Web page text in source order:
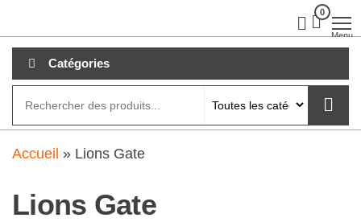
au
contenu
0
Menu
Catégories
Accueil » Lions Gate
Lions Gate